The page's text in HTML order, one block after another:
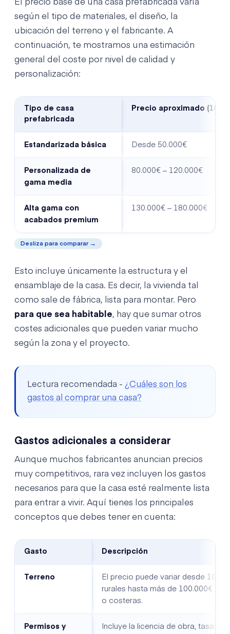
El precio base de una casa prefabricada varía
según el tipo de materiales, el diseño, la
ubicación del terreno y el fabricante. A
continuación, te mostramos una estimación
general del coste por nivel de calidad y
personalización:
Tipo de casa
prefabricada
Precio aproximado
Estandarizada básica Desde 50.000€
Personalizada de
gama media
80.000€ – 120.000€
Alta gama con
acabados premium
130.000€ – 180.000€
Desliza para comparar →
Esto incluye únicamente la estructura y el
ensamblaje de la casa. Es decir, la vivienda tal
como sale de fábrica, lista para montar. Pero
para que sea habitable, hay que sumar otros
costes adicionales que pueden variar mucho
según la zona y el proyecto.
Lectura recomendada - ¿Cuáles son los
gastos al comprar una casa?
Gastos adicionales a considerar
Aunque muchos fabricantes anuncian precios
muy competitivos, rara vez incluyen los gastos
necesarios para que la casa esté realmente lista
para entrar a vivir. Aquí tienes los principales
conceptos que debes tener en cuenta:
Gasto Descripción
Terreno
El precio puede variar desde
rurales hasta más de 100.000€ en
o costeras.
Permisos y Incluye la licencia de obra, tasas